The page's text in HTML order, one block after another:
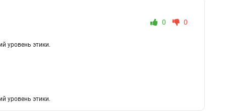
0
0
уровень этики.
уровень этики.